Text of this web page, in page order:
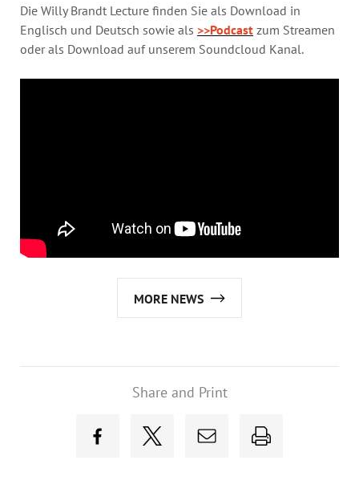
Die Willy Brandt Lecture finden Sie als Download in
Englisch und Deutsch sowie als >>Podcast zum Streamen
oder als Download auf unserem Soundcloud Kanal.
MORE NEWS
Share and Print